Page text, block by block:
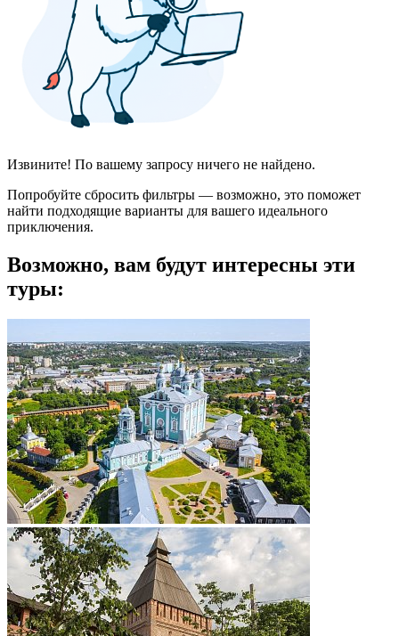
Извините! По вашему запросу ничего не найдено.
Попробуйте сбросить фильтры — возможно, это поможет
найти подходящие варианты для вашего идеального
приключения.
Возможно, вам будут интересны эти
туры: